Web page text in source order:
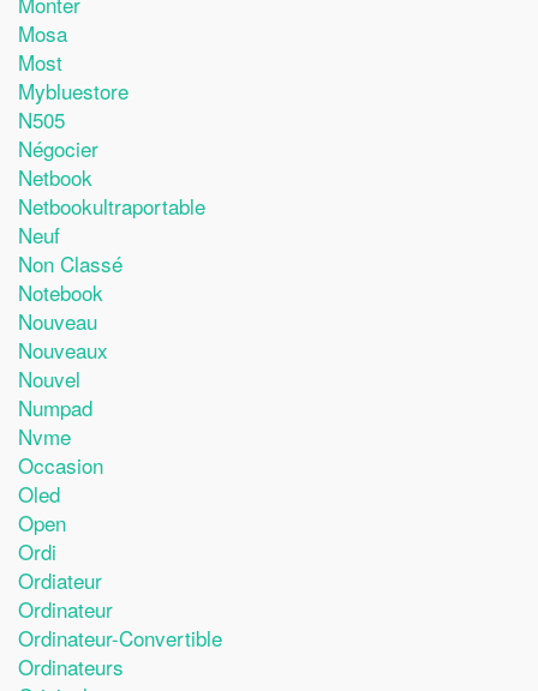
Mosa
Most
Mybluestore
N505
Négocier
Netbook
Netbookultraportable
Neuf
Non Classé
Notebook
Nouveau
Nouveaux
Nouvel
Numpad
Nvme
Occasion
Oled
Open
Ordi
Ordiateur
Ordinateur
Ordinateur-Convertible
Ordinateurs